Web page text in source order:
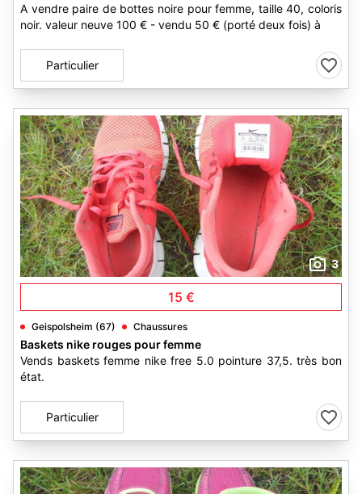
A vendre paire de bottes noire pour femme, taille 40, coloris
noir. valeur neuve 100 € - vendu 50 € (porté deux fois) à
Particulier
3
15 €
Geispolsheim (67) Chaussures
Baskets nike rouges pour femme
Vends baskets femme nike free 5.0 pointure 37,5. très bon
état.
Particulier